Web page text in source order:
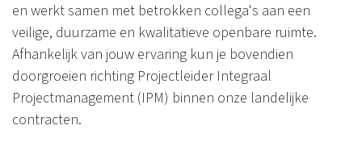
en werkt samen met betrokken collega's aan een
veilige, duurzame en kwalitatieve openbare ruimte.
Afhankelijk van jouw ervaring kun je bovendien
doorgroeien richting Projectleider Integraal
Projectmanagement (IPM) binnen onze landelijke
contracten.